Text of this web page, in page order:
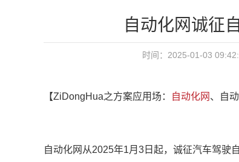
自动化网诚征
时间：2025-01-03
【ZiDongHua之方案应用场： 自动化网 、自
自动化网从2025年1月3日起，诚征汽车驾驶